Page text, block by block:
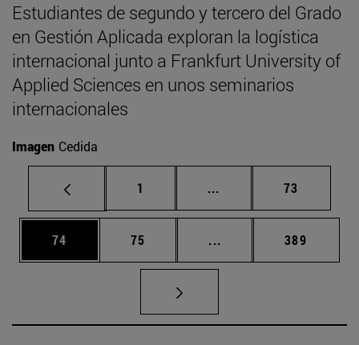
Estudiantes de segundo y tercero del Grado
en Gestión Aplicada exploran la logística
internacional junto a Frankfurt University of
Applied Sciences en unos seminarios
internacionales
Imagen Cedida
Página
1 ... Páginas intermedias
Página
73
Página
74 Página
75 ... Páginas intermedias
Página
389